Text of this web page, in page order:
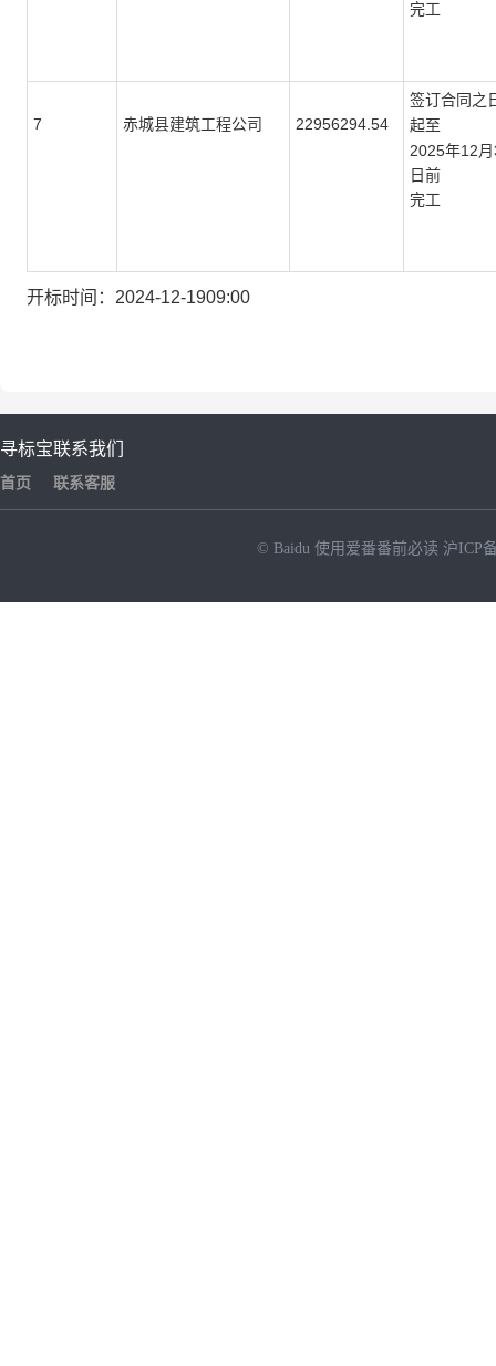
完工
7 赤城县建筑工程公司 22956294.54
签订合同之
起至
2025年12
日前
完工
开标时间： 2024-12-1909:00
寻标宝
首页
联系我们
联系客服
© Baidu 使用爱番番前必读 沪ICP